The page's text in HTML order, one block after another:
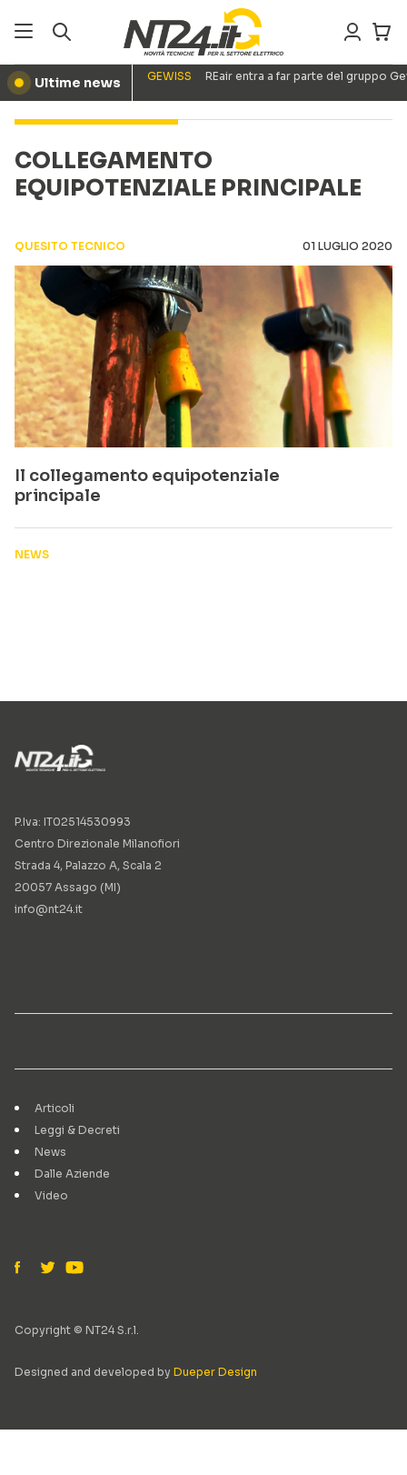
● Ultime news GEWISS REair entra a far parte del gruppo
COLLEGAMENTO
EQUIPOTENZIALE PRINCIPALE
QUESITO TECNICO 01 LUGLIO 2020
Il collegamento equipotenziale
principale
NEWS
P.Iva: IT02514530993
Centro Direzionale Milanofiori
Strada 4, Palazzo A, Scala 2
20057 Assago (MI)
info@nt24.it
Articoli
Leggi & Decreti
News
Dalle Aziende
Video
Copyright © NT24 S.r.l.
Designed and developed by Dueper Design